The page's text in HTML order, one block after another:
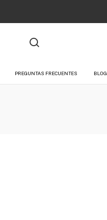
PREGUNTAS FRECUENTES BLOG